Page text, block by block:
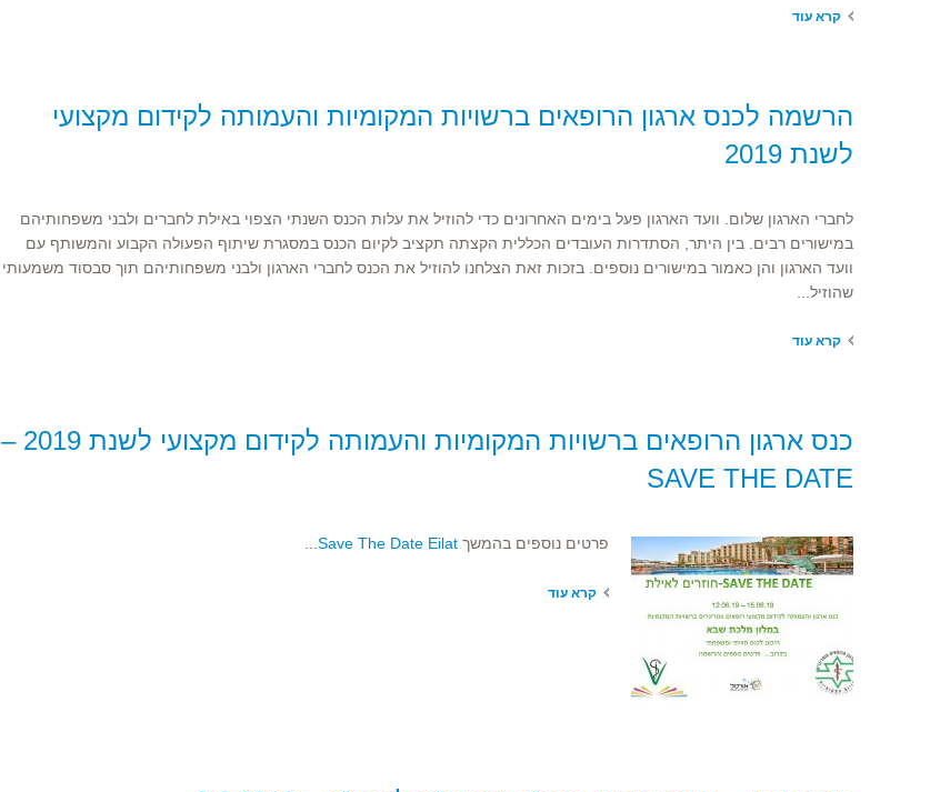
קרא עוד
הרשמה לכנס ארגון הרופאים ברשויות המקומיות והעמותה לקידום מקצועי
לשנת 2019
לחברי הארגון שלום. וועד הארגון פעל בימים האחרונים כדי להוזיל את עלות הכנס השנתי הצפוי באילת לחברים ולבני משפחותיהם
במישורים רבים. בין היתר, הסתדרות העובדים הכללית הקצתה תקציב לקיום הכנס במסגרת שיתוף הפעולה הקבוע והמשותף עם
וועד הארגון והן כאמור במישורים נוספים. בזכות זאת הצלחנו להוזיל את הכנס לחברי הארגון ולבני משפחותיהם תוך סבסוד משמעותי
שהוזיל...
קרא עוד
כנס ארגון הרופאים ברשויות המקומיות והעמותה לקידום מקצועי לשנת 2019 –
SAVE THE DATE
פרטים נוספים בהמשך Save The Date Eilat
...
קרא עוד